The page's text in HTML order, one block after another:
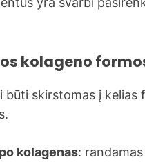
kolageno
būti skirstomas į
kolagenas: